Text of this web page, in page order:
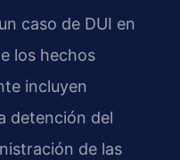
caso de DUI en
los hechos
incluyen
detención del
de las